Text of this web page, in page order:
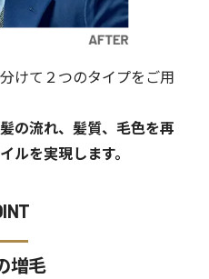
けて２つのタイプをご用
の流れ、髪質、毛色を再
ルを実現します。
増毛